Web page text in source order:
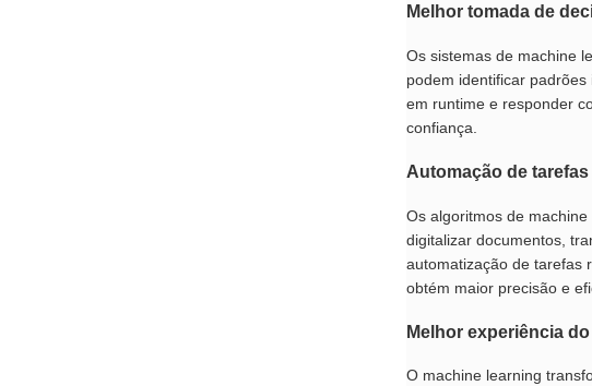
Melhor tomada de
Os sistemas de machine
podem identificar
em runtime e responder
confiança.
Automação de
Os algoritmos de
digitalizar documentos,
automatização de tarefas
obtém maior precisão e
Melhor experiência
O machine learning